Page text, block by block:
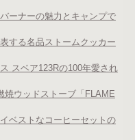
ーナーの魅力とキャンプで
する名品ストームクッカー
スベア123Rの100年愛され
焼ウッドストーブ「FLAME
ベストなコーヒーセットの